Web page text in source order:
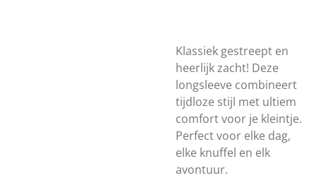
Klassiek gestreept en
heerlijk zacht! Deze
longsleeve combineert
tijdloze stijl met ultiem
comfort voor je kleintje.
Perfect voor elke dag,
elke knuffel en elk
avontuur.